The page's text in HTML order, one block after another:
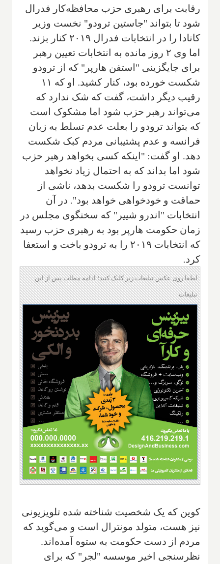
رقابت برای رهبری حزب محافظه‌کار فدرال
شود تا بتواند "جاستین ترودو" نخست وزیر
کانادا را در انتخابات فدرال ۲۰۱۹ کنار بزند.
اما وی ۲ روز مانده به انتخابات تعیین رهبر
برای جایگزینی "استفن هارپر" که از ترودو
شکست خورده بود، کنار کشید. او که ۱۱
رقیب دیگر داشت، گفت که شک ندارد که
می‌تواند رهبر حزب شود اما مشکوک است
که بتواند ترودو را بعلت عدم تسلط به زبان
فرانسه و عدم پشتیبانی مردم کبک شکست
دهد. او گفت: "اینکه کسی بخواهد رهبر حزب
شود اما بداند که به احتمال زیاد نخواهد
توانست ترودو را شکست بدهد، ناشی از
حماقت و خودخواهی خواهد بود". در آن
انتخابات "اندرو شییر" که سخنگوی مجلس در
زمان حکومت هارپر بود به رهبری حزب رسید
که انتخابات ۲۰۱۹ را به ترودو باخت و استعفا
کرد.
لطفا روی عکس تبلیغات زیر کلیک کنید؛ ادامه مطلب پس از این
تبلیغات
کوین که یک شخصیت شناخته شده تلویزیونی
نیز هست، متولد مونترال است و می‌گوید که
مردم از دست حکومت به ستوه آمده‌اند.
نظرسنجی اخیر موسسه "لجر" که برای